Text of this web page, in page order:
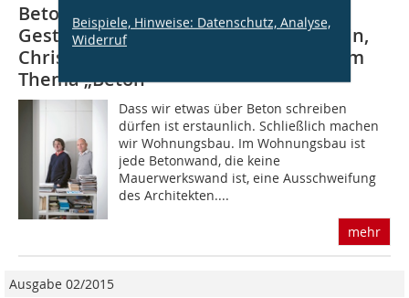
Beispiele, Hinweise: Datenschutz, Analyse,
Widerruf
Beton – Ausschweifung und lokales
Gestein zanderroth architekten, Berlin,
Christian Roth und Sascha Zander zum
Thema „Beton“
Dass wir etwas über Beton schreiben
dürfen ist erstaunlich. Schließlich machen
wir Wohnungsbau. Im Wohnungsbau ist
jede Betonwand, die keine
Mauerwerkswand ist, eine Ausschweifung
des Architekten....
mehr
Ausgabe 02/2015